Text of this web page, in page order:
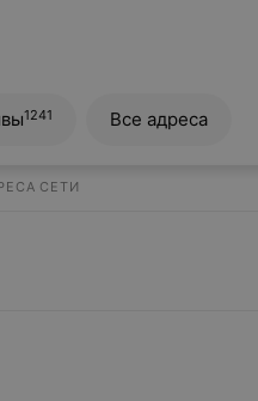
1241 Все адреса
СЕТИ